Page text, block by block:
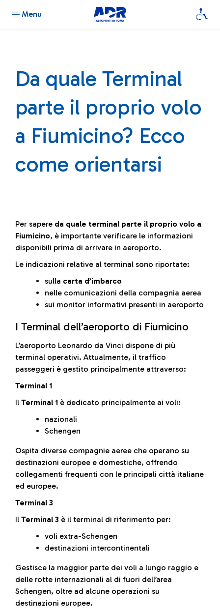
Menu
Da quale Terminal
parte il proprio volo
a Fiumicino? Ecco
come orientarsi
Per sapere da quale terminal parte il proprio volo a
Fiumicino, è importante verificare le informazioni
disponibili prima di arrivare in aeroporto.
Le indicazioni relative al terminal sono riportate:
sulla carta d’imbarco
nelle comunicazioni della compagnia aerea
sui monitor informativi presenti in aeroporto
I Terminal dell’aeroporto di Fiumicino
L’aeroporto Leonardo da Vinci dispone di più
terminal operativi. Attualmente, il traffico
passeggeri è gestito principalmente attraverso:
Terminal 1
Il Terminal 1 è dedicato principalmente ai voli:
nazionali
Schengen
Ospita diverse compagnie aeree che operano su
destinazioni europee e domestiche, offrendo
collegamenti frequenti con le principali città italiane
ed europee.
Terminal 3
Il Terminal 3 è il terminal di riferimento per:
voli extra-Schengen
destinazioni intercontinentali
Gestisce la maggior parte dei voli a lungo raggio e
delle rotte internazionali al di fuori dell’area
Schengen, oltre ad alcune operazioni su
destinazioni europee.